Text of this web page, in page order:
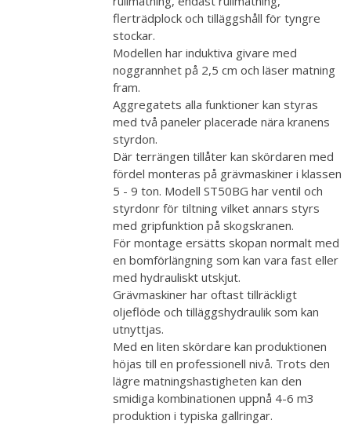
flerträdplock och tilläggshåll för tyngre
stockar.
Modellen har induktiva givare med
noggrannhet på 2,5 cm och läser matning
fram.
Aggregatets alla funktioner kan styras
med två paneler placerade nära kranens
styrdon.
Där terrängen tillåter kan skördaren med
fördel monteras på grävmaskiner i klassen
5 - 9 ton. Modell ST50BG har ventil och
styrdonr för tiltning vilket annars styrs
med gripfunktion på skogskranen.
För montage ersätts skopan normalt med
en bomförlängning som kan vara fast eller
med hydrauliskt utskjut.
Grävmaskiner har oftast tillräckligt
oljeflöde och tilläggshydraulik som kan
utnyttjas.
Med en liten skördare kan produktionen
höjas till en professionell nivå. Trots den
lägre matningshastigheten kan den
smidiga kombinationen uppnå 4-6 m3
produktion i typiska gallringar.